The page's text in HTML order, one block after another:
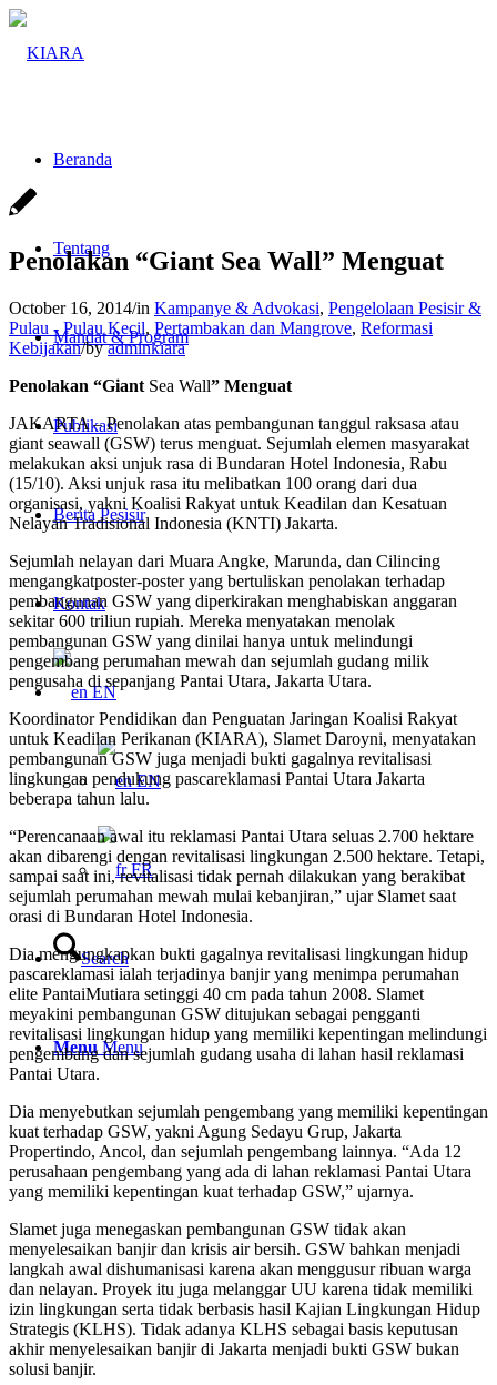
Beranda
Tentang
Mandat & Program
Publikasi
Berita Pesisir
Kontak
EN
EN
FR
Search
Menu Menu
Penolakan “Giant Sea Wall” Menguat
October 16, 2014/in Kampanye & Advokasi, Pengelolaan Pesisir &
Pulau - Pulau Kecil, Pertambakan dan Mangrove, Reformasi
Kebijakan/byadminkiara
Penolakan “Giant Sea Wall” Menguat
JAKARTA – Penolakan atas pembangunan tanggul raksasa atau
giant seawall (GSW) terus menguat. Sejumlah elemen masyarakat
melakukan aksi unjuk rasa di Bundaran Hotel Indonesia, Rabu
(15/10). Aksi unjuk rasa itu melibatkan 100 orang dari dua
organisasi, yakni Koalisi Rakyat untuk Keadilan dan Kesatuan
Nelayan Tradisional Indonesia (KNTI) Jakarta.
Sejumlah nelayan dari Muara Angke, Marunda, dan Cilincing
mengangkatposter-poster yang bertuliskan penolakan terhadap
pembangunan GSW yang diperkirakan menghabiskan anggaran
sekitar 600 triliun rupiah. Mereka menyatakan menolak
pembangunan GSW yang dinilai hanya untuk melindungi
pengembang perumahan mewah dan sejumlah gudang milik
pengusaha di sepanjang Pantai Utara, Jakarta Utara.
Koordinator Pendidikan dan Penguatan Jaringan Koalisi Rakyat
untuk Keadilan Perikanan (KIARA), Slamet Daroyni, menyatakan
pembangunan GSW juga menjadi bukti gagalnya revitalisasi
lingkungan pendukung pascareklamasi Pantai Utara Jakarta
beberapa tahun lalu.
“Perencanaan awal itu reklamasi Pantai Utara seluas 2.700 hektare
akan dibarengi dengan revitalisasi lingkungan 2.500 hektare. Tetapi,
sampai saat ini, revitalisasi tidak pernah dilakukan yang berakibat
sejumlah perumahan mewah mulai kebanjiran,” ujar Slamet saat
orasi di Bundaran Hotel Indonesia.
Dia mengungkapkan bukti gagalnya revitalisasi lingkungan hidup
pascareklamasi ialah terjadinya banjir yang menimpa perumahan
elite PantaiMutiara setinggi 40 cm pada tahun 2008. Slamet
meyakini pembangunan GSW ditujukan sebagai pengganti
revitalisasi lingkungan hidup yang memiliki kepentingan melindungi
pengembang dan sejumlah gudang usaha di lahan hasil reklamasi
Pantai Utara.
Dia menyebutkan sejumlah pengembang yang memiliki kepentingan
kuat terhadap GSW, yakni Agung Sedayu Grup, Jakarta
Propertindo, Ancol, dan sejumlah pengembang lainnya. “Ada 12
perusahaan pengembang yang ada di lahan reklamasi Pantai Utara
yang memiliki kepentingan kuat terhadap GSW,” ujarnya.
Slamet juga menegaskan pembangunan GSW tidak akan
menyelesaikan banjir dan krisis air bersih. GSW bahkan menjadi
langkah awal dishumanisasi karena akan menggusur ribuan warga
dan nelayan. Proyek itu juga melanggar UU karena tidak memiliki
izin lingkungan serta tidak berbasis hasil Kajian Lingkungan Hidup
Strategis (KLHS). Tidak adanya KLHS sebagai basis keputusan
akhir menyelesaikan banjir di Jakarta menjadi bukti GSW bukan
solusi banjir.